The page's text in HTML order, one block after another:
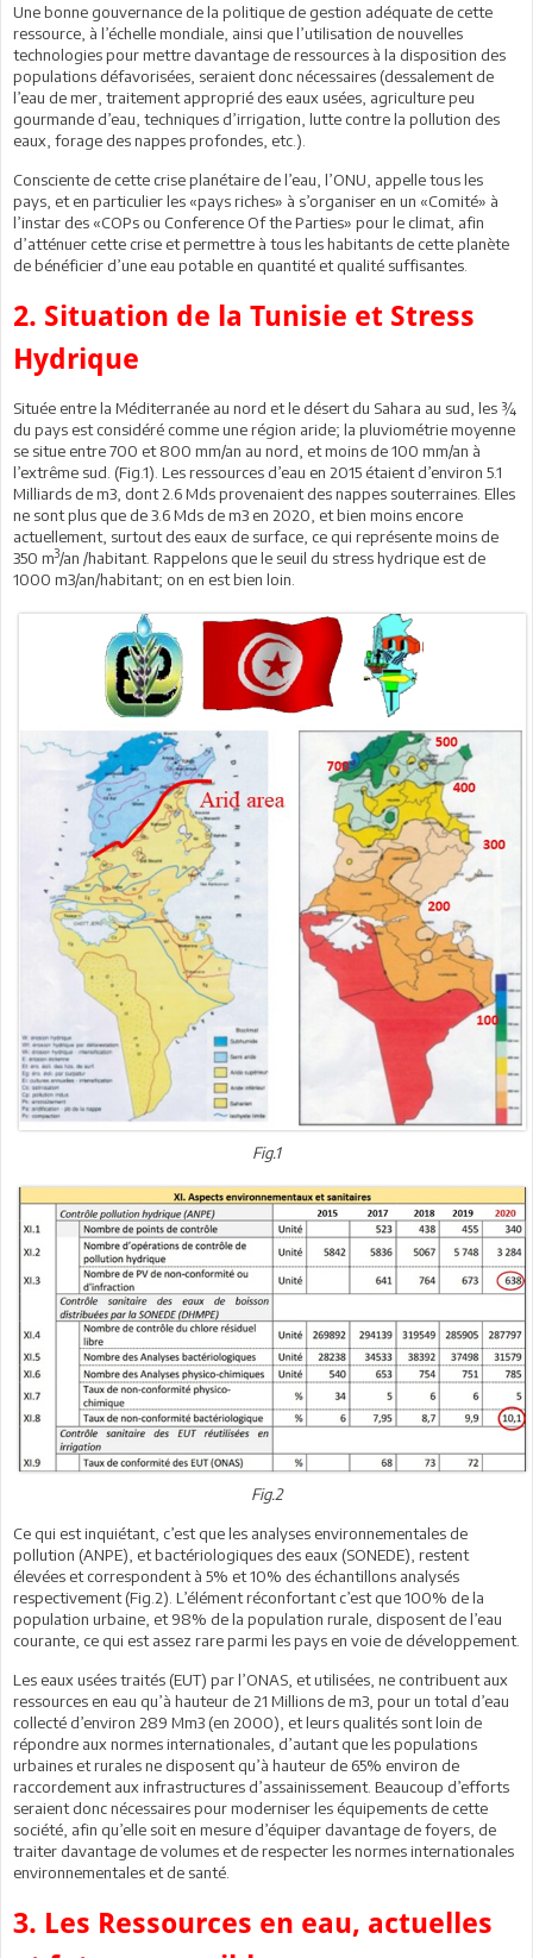
Une bonne gouvernance de la politique de gestion adéquate de cette
ressource, à l’échelle mondiale, ainsi que l’utilisation de nouvelles
technologies pour mettre davantage de ressources à la disposition des
populations défavorisées, seraient donc nécessaires (dessalement de
l’eau de mer, traitement approprié des eaux usées, agriculture peu
gourmande d’eau, techniques d’irrigation, lutte contre la pollution des
eaux, forage des nappes profondes, etc.).
Consciente de cette crise planétaire de l’eau, l’ONU, appelle tous les
pays, et en particulier les «pays riches» à s’organiser en un «Comité» à
l’instar des «COPs ou Conference Of the Parties» pour le climat, afin
d’atténuer cette crise et permettre à tous les habitants de cette planète
de bénéficier d’une eau potable en quantité et qualité suffisantes.
2. Situation de la Tunisie et Stress
Hydrique
Située entre la Méditerranée au nord et le désert du Sahara au sud, les ¾
du pays est considéré comme une région aride; la pluviométrie moyenne
se situe entre 700 et 800 mm/an au nord, et moins de 100 mm/an à
l’extrême sud. (Fig.1). Les ressources d’eau en 2015 étaient d’environ 5.1
Milliards de m3, dont 2.6 Mds provenaient des nappes souterraines. Elles
ne sont plus que de 3.6 Mds de m3 en 2020, et bien moins encore
actuellement, surtout des eaux de surface, ce qui représente moins de
350 m3/an /habitant. Rappelons que le seuil du stress hydrique est de
1000 m3/an/habitant; on en est bien loin.
Fig.1
Fig.2
Ce qui est inquiétant, c’est que les analyses environnementales de
pollution (ANPE), et bactériologiques des eaux (SONEDE), restent
élevées et correspondent à 5% et 10% des échantillons analysés
respectivement (Fig.2). L’élément réconfortant c’est que 100% de la
population urbaine, et 98% de la population rurale, disposent de l’eau
courante, ce qui est assez rare parmi les pays en voie de développement.
Les eaux usées traités (EUT) par l’ONAS, et utilisées, ne contribuent aux
ressources en eau qu’à hauteur de 21 Millions de m3, pour un total d’eau
collecté d’environ 289 Mm3 (en 2000), et leurs qualités sont loin de
répondre aux normes internationales, d’autant que les populations
urbaines et rurales ne disposent qu’à hauteur de 65% environ de
raccordement aux infrastructures d’assainissement. Beaucoup d’efforts
seraient donc nécessaires pour moderniser les équipements de cette
société, afin qu’elle soit en mesure d’équiper davantage de foyers, de
traiter davantage de volumes et de respecter les normes internationales
environnementales et de santé.
3. Les Ressources en eau, actuelles